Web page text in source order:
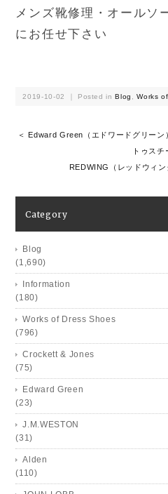
メンズ靴修理・オールソ
にお任せ下さい
2019-10-02 ｜ Posted inBlog ,Works
＜ Edward Green（エドワードグリー
トゥスチ
REDWING（レッドウィ
Category
Blog
(1,690)
Information
(180)
Works of Dress Shoes
(796)
Crockett & Jones
(75)
Edward Green
(23)
J.M.WESTON
(31)
Alden
(110)